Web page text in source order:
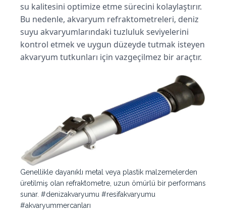
su kalitesini optimize etme sürecini kolaylaştırır.
Bu nedenle, akvaryum refraktometreleri, deniz
suyu akvaryumlarındaki tuzluluk seviyelerini
kontrol etmek ve uygun düzeyde tutmak isteyen
akvaryum tutkunları için vazgeçilmez bir araçtır.
Genellikle dayanıklı metal veya plastik malzemelerden
üretilmiş olan refraktometre, uzun ömürlü bir performans
sunar. #denizakvaryumu #resifakvaryumu
#akvaryummercanları